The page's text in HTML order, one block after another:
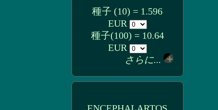
種子 (10) = 1.596
EUR
種子(100) = 10.64
EUR
さらに...